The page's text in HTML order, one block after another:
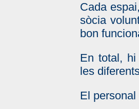
Cada
sòcia
bon
En total, hi
les
El personal